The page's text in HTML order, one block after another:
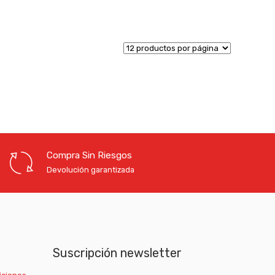
Compra Sin Riesgos
Devolución garantizada
Suscripción newsletter